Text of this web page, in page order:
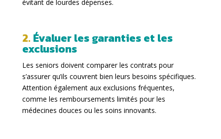
évitant de lourdes dépenses.
2. Évaluer les garanties et les
exclusions
Les seniors doivent comparer les contrats pour
s’assurer qu’ils couvrent bien leurs besoins spécifiques.
Attention également aux exclusions fréquentes,
comme les remboursements limités pour les
médecines douces ou les soins innovants.